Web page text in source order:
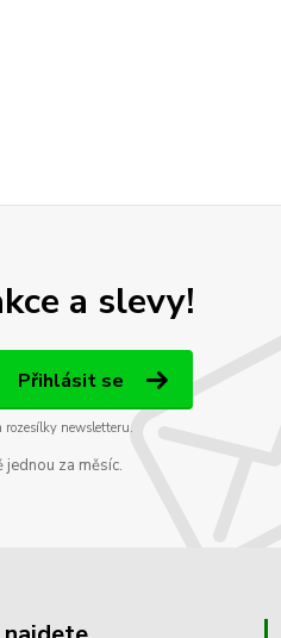
a slevy!
Přihlásit se
newsletteru.
za měsíc.